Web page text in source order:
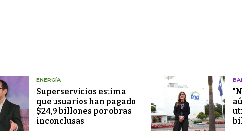
ENERGÍA
Superservicios estima
que usuarios han pagado
$24,9 billones por obras
inconclusas